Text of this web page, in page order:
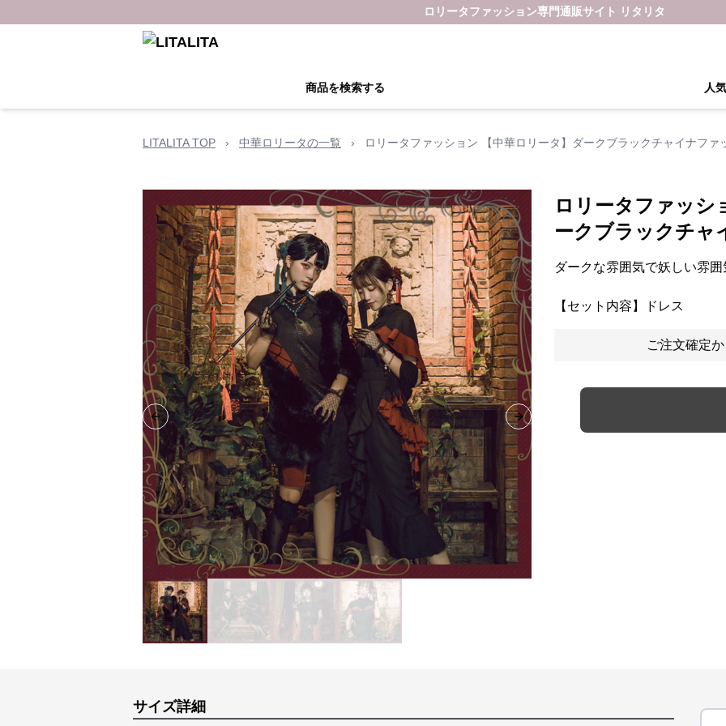
ロリータファッション専門通販サイト リタリタ
商品を検索する 人
LITALITA TOP › 中華ロリータの一覧 › ロリータファッション 【中華ロリータ】ダークブラックチャイナファ
Previous slide Next slide
ロリータファッシ
ークブラックチャ
ダークな雰囲気で妖しい雰
【セット内容】ドレス
ご注文確定
サイズ詳細